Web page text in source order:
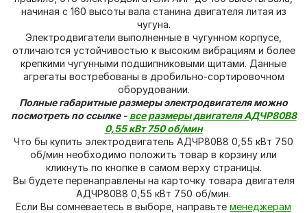
начиная с 160 высоты вала станина двигателя литая из
чугуна.
Электродвигатели выполненные в чугунном корпусе,
отличаются устойчивостью к высоким вибрациям и более
крепкими чугунными подшипниковыми щитами. Данные
агрегаты востребованы в дробильно-сортировочном
оборудовании.
Полные габаритные размеры электродвигателя можно
посмотреть по ссылке - все размеры двигателя АДЧР80В8
0,55 кВт 750 об/мин
Что бы купить электродвигатель АДЧР80В8 0,55 кВт 750
об/мин необходимо положить товар в корзину или
кликнуть по кнопке в самом верху страницы.
Вы будете перенаправлены на карточку товара двигателя
АДЧР80В8 0,55 кВт 750 об/мин.
Если Вы сомневаетесь в выборе, направьте менеджерам